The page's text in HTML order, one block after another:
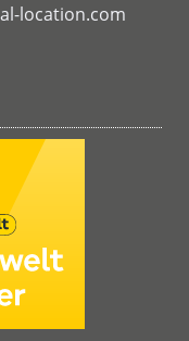
location.com